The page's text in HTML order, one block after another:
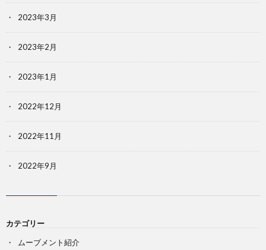
2023年3月
2023年2月
2023年1月
2022年12月
2022年11月
2022年9月
カテゴリー
ムーブメント紹介